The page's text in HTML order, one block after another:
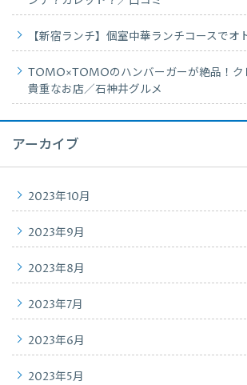
【新宿ランチ】個室中華ランチコースでオ
TOMO×TOMOのハンバーガーが絶品！ク
貴重なお店／石神井グルメ
アーカイブ
2023年10月
2023年9月
2023年8月
2023年7月
2023年6月
2023年5月